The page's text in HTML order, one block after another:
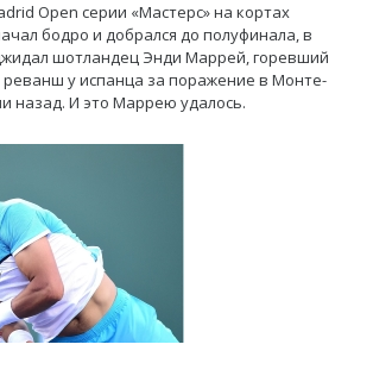
Open серии «Мастерс» на кортах
бодро и добрался до полуфинала, в
шотландец Энди Маррей, горевший
у испанца за поражение в Монте-
назад. И это Маррею удалось.